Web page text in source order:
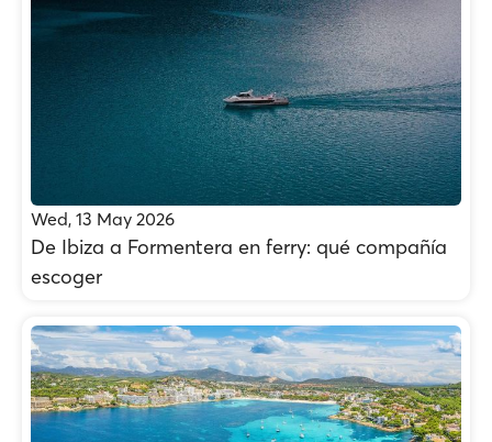
Wed, 13 May 2026
De Ibiza a Formentera en ferry: qué compañía
escoger